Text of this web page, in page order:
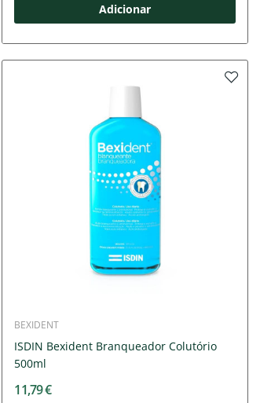
Adicionar
BEXIDENT
ISDIN Bexident Branqueador Colutório
500ml
11,79 €